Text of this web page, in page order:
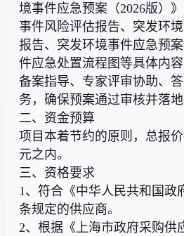
境事件应急预案（2026版）
事件风险评估报告、突发环
报告、突发环境事件应急预
件应急处置流程图等具体内
备案指导、专家评审协助、
务，确保预案通过审核并落地
二、资金预算
项目本着节约的原则，总报
元之内。
三、资格要求
1、符合《中华人民共和国政
条规定的供应商。
2、根据《上海市政府采购供